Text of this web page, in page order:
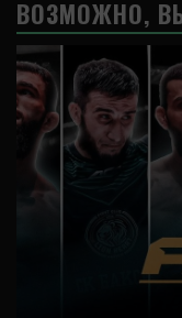
ВОЗМОЖНО,